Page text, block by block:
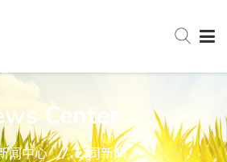
Center
闻中心 公司新闻